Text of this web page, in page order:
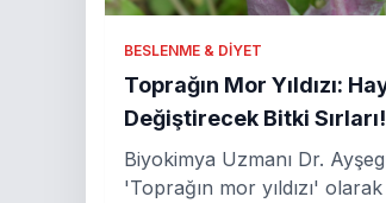
BESLENME & DIYET
Toprağın Mor Yıldızı:
Değiştirecek Bitki Sırları!
Biyokimya Uzmanı Dr.
'Toprağın mor yıldızı'